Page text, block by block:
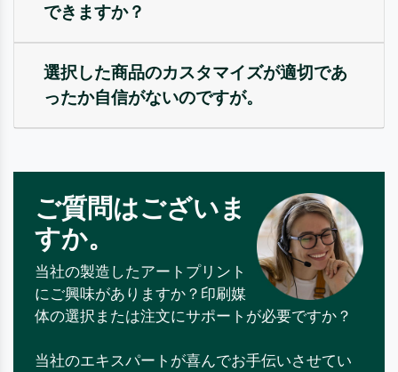
できますか？
選択した商品のカスタマイズが適切であ
ったか自信がないのですが。
ご質問はございま
すか。
当社の製造したアートプリント
にご興味がありますか？印刷媒
体の選択または注文にサポートが必要ですか？
当社のエキスパートが喜んでお手伝いさせてい